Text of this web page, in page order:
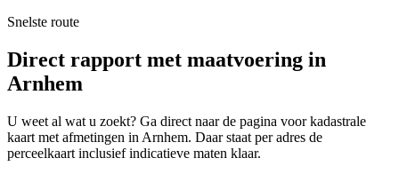
Snelste route
Direct rapport met maatvoering in
Arnhem
U weet al wat u zoekt? Ga direct naar de pagina voor kadastrale
kaart met afmetingen in Arnhem. Daar staat per adres de
perceelkaart inclusief indicatieve maten klaar.